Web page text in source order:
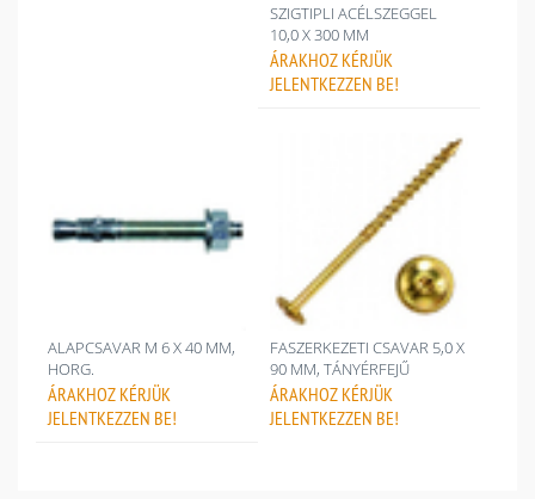
SZIGTIPLI ACÉLSZEGGEL
10,0 X 300 MM
ÁRAKHOZ KÉRJÜK
JELENTKEZZEN BE!
ALAPCSAVAR M 6 X 40 MM,
HORG.
ÁRAKHOZ KÉRJÜK
JELENTKEZZEN BE!
FASZERKEZETI CSAVAR 5,0 X
90 MM, TÁNYÉRFEJŰ
ÁRAKHOZ KÉRJÜK
JELENTKEZZEN BE!